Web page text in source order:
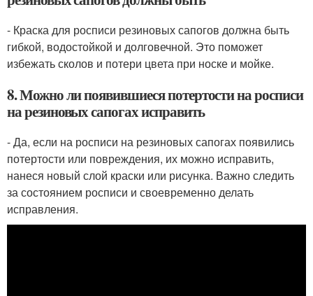
- Краска для росписи резиновых сапогов должна быть
гибкой, водостойкой и долговечной. Это поможет
избежать сколов и потери цвета при носке и мойке.
8. Можно ли появившиеся потертости на росписи
на резиновых сапогах исправить
- Да, если на росписи на резиновых сапогах появились
потертости или повреждения, их можно исправить,
нанеся новый слой краски или рисунка. Важно следить
за состоянием росписи и своевременно делать
исправления.